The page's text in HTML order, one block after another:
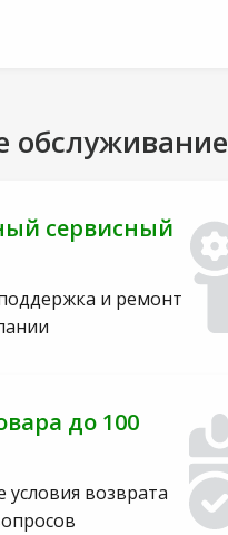
обслуживание
сервисный
и ремонт
до 100
возврата